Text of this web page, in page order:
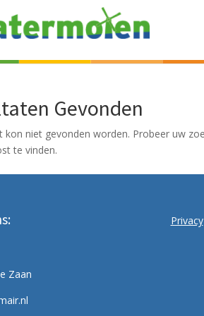
Gevonden
kon niet gevonden worden. Probeer uw
te vinden.
Zaan
Privacy